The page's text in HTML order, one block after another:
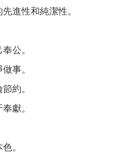
進性和純潔性。
公。
事。
約。
獻。
。